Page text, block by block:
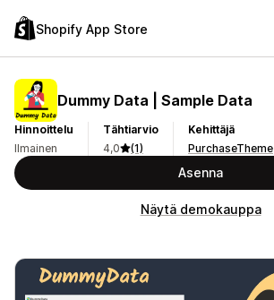
Shopify App Store
Dummy Data | Sample Data
Hinnoittelu
Ilmainen
Tähtiarvio
4,0
(1)
Kehittäjä
PurchaseTheme
Asenna
Näytä demokauppa